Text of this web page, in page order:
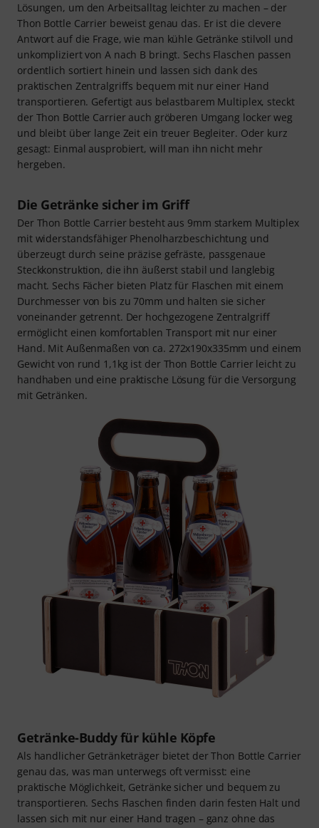
Lösungen, um den Arbeitsalltag leichter zu machen – der
Thon Bottle Carrier beweist genau das. Er ist die clevere
Antwort auf die Frage, wie man kühle Getränke stilvoll und
unkompliziert von A nach B bringt. Sechs Flaschen passen
ordentlich sortiert hinein und lassen sich dank des
praktischen Zentralgriffs bequem mit nur einer Hand
transportieren. Gefertigt aus belastbarem Multiplex, steckt
der Thon Bottle Carrier auch gröberen Umgang locker weg
und bleibt über lange Zeit ein treuer Begleiter. Oder kurz
gesagt: Einmal ausprobiert, will man ihn nicht mehr
hergeben.
Die Getränke sicher im Griff
Der Thon Bottle Carrier besteht aus 9mm starkem Multiplex
mit widerstandsfähiger Phenolharzbeschichtung und
überzeugt durch seine präzise gefräste, passgenaue
Steckkonstruktion, die ihn äußerst stabil und langlebig
macht. Sechs Fächer bieten Platz für Flaschen mit einem
Durchmesser von bis zu 70mm und halten sie sicher
voneinander getrennt. Der hochgezogene Zentralgriff
ermöglicht einen komfortablen Transport mit nur einer
Hand. Mit Außenmaßen von ca. 272x190x335mm und einem
Gewicht von rund 1,1kg ist der Thon Bottle Carrier leicht zu
handhaben und eine praktische Lösung für die Versorgung
mit Getränken.
Getränke-Buddy für kühle Köpfe
Als handlicher Getränketräger bietet der Thon Bottle Carrier
genau das, was man unterwegs oft vermisst: eine
praktische Möglichkeit, Getränke sicher und bequem zu
transportieren. Sechs Flaschen finden darin festen Halt und
lassen sich mit nur einer Hand tragen – ganz ohne das